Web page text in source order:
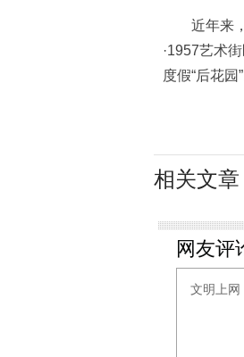
近年来，
·1957艺术
度假“后花
相关文章